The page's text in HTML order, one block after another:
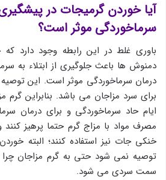
آیا خوردن گرمیجات در
سرماخوردگی موثر است؟
باوری غلط در این رابطه وجود دارد
دمنوش ها باعث جلوگیری از ابتلاء به
درمان سرماخوردگی موثر است. این
برای سرد مزاجان می باشد. بنابراین گرم
ایام حاد سرماخوردگی و برای درمان
مصرف مواد با مزاج گرم حتما پرهیز کنند
خنکی جات نیز استفاده کنند؛ البته
توصیه نمی شود حتی به گرم مزاجان چرا
سمت سردی می شود.